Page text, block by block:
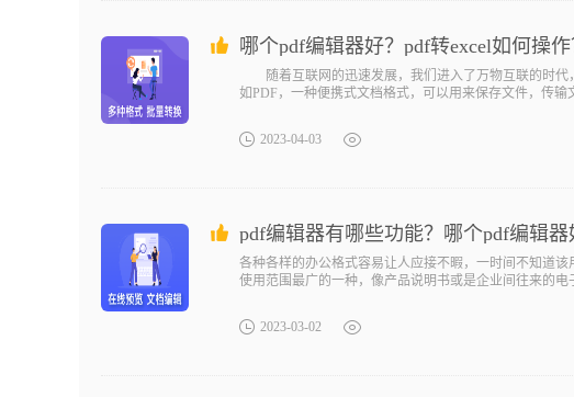
哪个pdf编辑器好？pdf转excel如何操作
随着互联网的迅速发展，我们进入了万物互联的时代
如PDF，一种便携式文档格式，可以用来保存文件，传
2023-04-03
pdf编辑器有哪些功能？哪个pdf编辑器
各种各样的办公格式容易让人应接不暇，一时间不知道
使用范围最广的一种，像产品说明书或是企业间往来的
2023-03-02